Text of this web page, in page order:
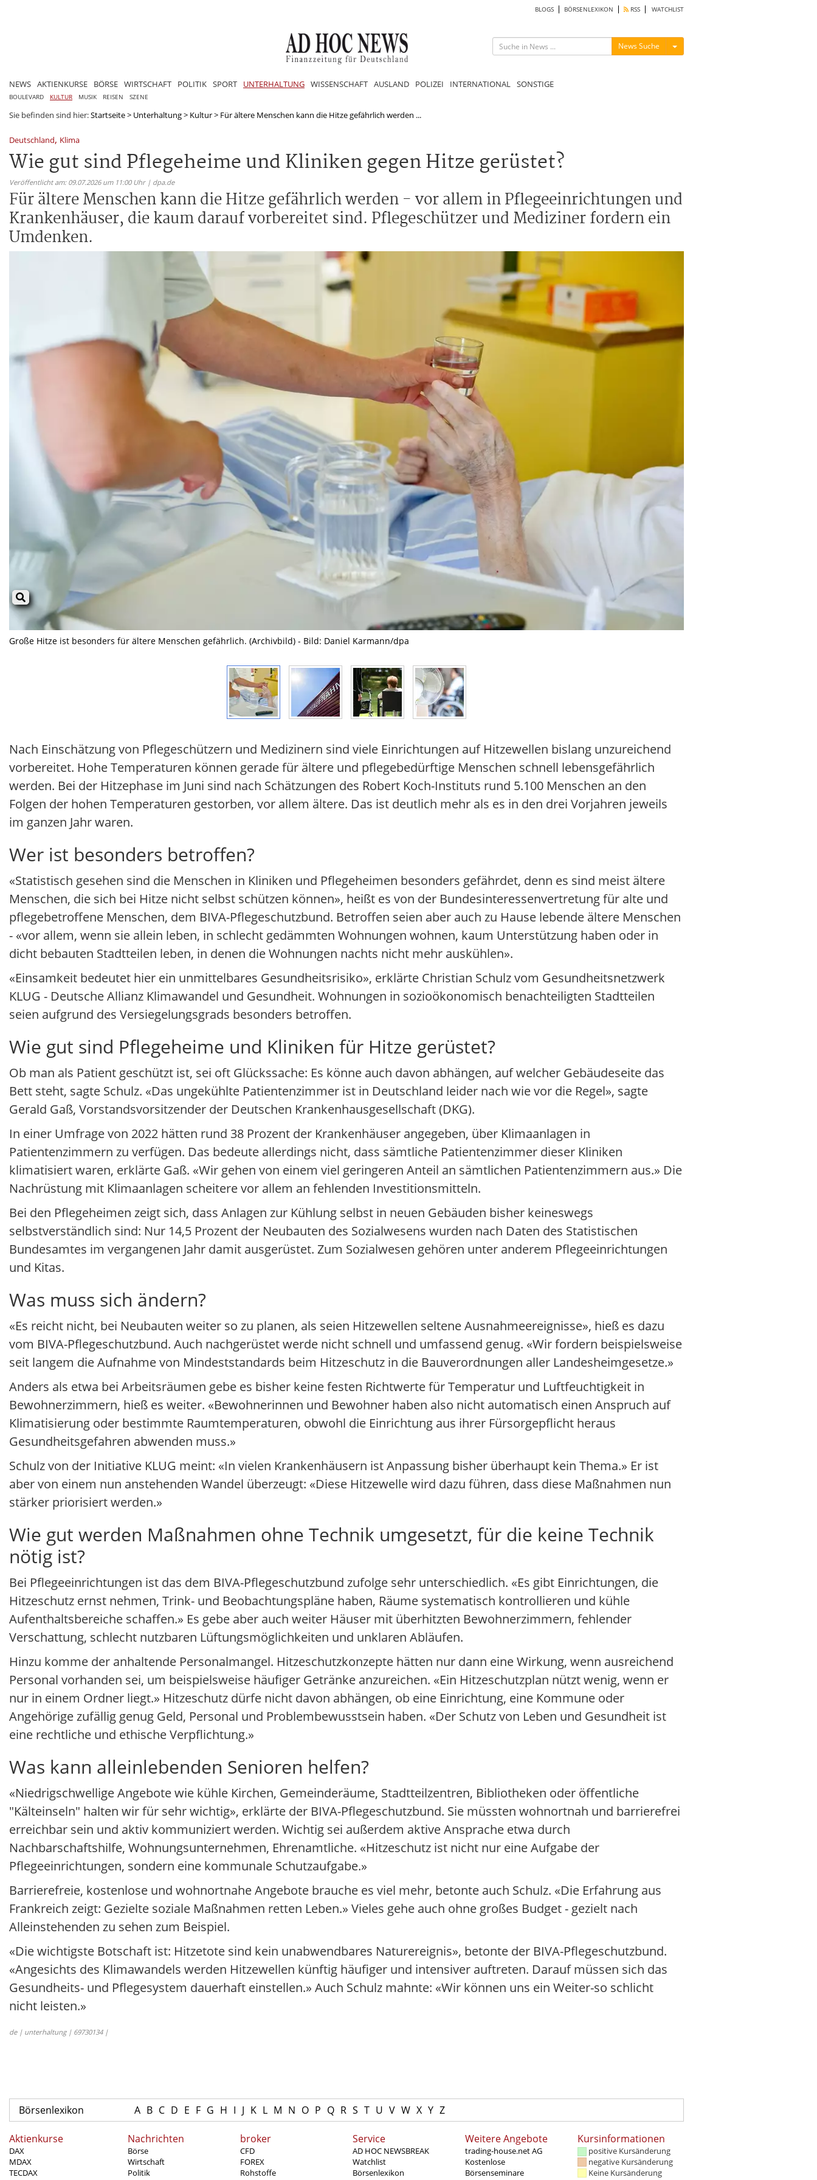
BLOGS BÖRSENLEXIKON RSS WATCHLIST
News Suche Menü ein-/ausblenden
NEWS AKTIENKURSE BÖRSE WIRTSCHAFT POLITIK SPORT UNTERHALTUNG WISSENSCHAFT AUSLAND POLIZEI INTERNATIONAL SONSTIGE
BOULEVARD KULTUR MUSIK REISEN SZENE
Sie befinden sind hier:Startseite> Unterhaltung> Kultur> Für ältere Menschen kann die Hitze gefährlich werden ...
Deutschland, Klima
Wie gut sind Pflegeheime und Kliniken gegen Hitze gerüstet?
Veröffentlicht am: 09.07.2026 um 11:00 Uhr | dpa.de
Für ältere Menschen kann die Hitze gefährlich werden - vor allem in Pflegeeinrichtungen und
Krankenhäuser, die kaum darauf vorbereitet sind. Pflegeschützer und Mediziner fordern ein
Umdenken.
Große Hitze ist besonders für ältere Menschen gefährlich. (Archivbild) - Bild: Daniel Karmann/dpa
Nach Einschätzung von Pflegeschützern und Medizinern sind viele Einrichtungen auf Hitzewellen bislang unzureichend
vorbereitet. Hohe Temperaturen können gerade für ältere und pflegebedürftige Menschen schnell lebensgefährlich
werden. Bei der Hitzephase im Juni sind nach Schätzungen des Robert Koch-Instituts rund 5.100 Menschen an den
Folgen der hohen Temperaturen gestorben, vor allem ältere. Das ist deutlich mehr als es in den drei Vorjahren jeweils
im ganzen Jahr waren.
Wer ist besonders betroffen?
«Statistisch gesehen sind die Menschen in Kliniken und Pflegeheimen besonders gefährdet, denn es sind meist ältere
Menschen, die sich bei Hitze nicht selbst schützen können», heißt es von der Bundesinteressenvertretung für alte und
pflegebetroffene Menschen, dem BIVA-Pflegeschutzbund. Betroffen seien aber auch zu Hause lebende ältere Menschen
- «vor allem, wenn sie allein leben, in schlecht gedämmten Wohnungen wohnen, kaum Unterstützung haben oder in
dicht bebauten Stadtteilen leben, in denen die Wohnungen nachts nicht mehr auskühlen».
«Einsamkeit bedeutet hier ein unmittelbares Gesundheitsrisiko», erklärte Christian Schulz vom Gesundheitsnetzwerk
KLUG - Deutsche Allianz Klimawandel und Gesundheit. Wohnungen in sozioökonomisch benachteiligten Stadtteilen
seien aufgrund des Versiegelungsgrads besonders betroffen.
Wie gut sind Pflegeheime und Kliniken für Hitze gerüstet?
Ob man als Patient geschützt ist, sei oft Glückssache: Es könne auch davon abhängen, auf welcher Gebäudeseite das
Bett steht, sagte Schulz. «Das ungekühlte Patientenzimmer ist in Deutschland leider nach wie vor die Regel», sagte
Gerald Gaß, Vorstandsvorsitzender der Deutschen Krankenhausgesellschaft (DKG).
In einer Umfrage von 2022 hätten rund 38 Prozent der Krankenhäuser angegeben, über Klimaanlagen in
Patientenzimmern zu verfügen. Das bedeute allerdings nicht, dass sämtliche Patientenzimmer dieser Kliniken
klimatisiert waren, erklärte Gaß. «Wir gehen von einem viel geringeren Anteil an sämtlichen Patientenzimmern aus.» Die
Nachrüstung mit Klimaanlagen scheitere vor allem an fehlenden Investitionsmitteln.
Bei den Pflegeheimen zeigt sich, dass Anlagen zur Kühlung selbst in neuen Gebäuden bisher keineswegs
selbstverständlich sind: Nur 14,5 Prozent der Neubauten des Sozialwesens wurden nach Daten des Statistischen
Bundesamtes im vergangenen Jahr damit ausgerüstet. Zum Sozialwesen gehören unter anderem Pflegeeinrichtungen
und Kitas.
Was muss sich ändern?
«Es reicht nicht, bei Neubauten weiter so zu planen, als seien Hitzewellen seltene Ausnahmeereignisse», hieß es dazu
vom BIVA-Pflegeschutzbund. Auch nachgerüstet werde nicht schnell und umfassend genug. «Wir fordern beispielsweise
seit langem die Aufnahme von Mindeststandards beim Hitzeschutz in die Bauverordnungen aller Landesheimgesetze.»
Anders als etwa bei Arbeitsräumen gebe es bisher keine festen Richtwerte für Temperatur und Luftfeuchtigkeit in
Bewohnerzimmern, hieß es weiter. «Bewohnerinnen und Bewohner haben also nicht automatisch einen Anspruch auf
Klimatisierung oder bestimmte Raumtemperaturen, obwohl die Einrichtung aus ihrer Fürsorgepflicht heraus
Gesundheitsgefahren abwenden muss.»
Schulz von der Initiative KLUG meint: «In vielen Krankenhäusern ist Anpassung bisher überhaupt kein Thema.» Er ist
aber von einem nun anstehenden Wandel überzeugt: «Diese Hitzewelle wird dazu führen, dass diese Maßnahmen nun
stärker priorisiert werden.»
Wie gut werden Maßnahmen ohne Technik umgesetzt, für die keine Technik
nötig ist?
Bei Pflegeeinrichtungen ist das dem BIVA-Pflegeschutzbund zufolge sehr unterschiedlich. «Es gibt Einrichtungen, die
Hitzeschutz ernst nehmen, Trink- und Beobachtungspläne haben, Räume systematisch kontrollieren und kühle
Aufenthaltsbereiche schaffen.» Es gebe aber auch weiter Häuser mit überhitzten Bewohnerzimmern, fehlender
Verschattung, schlecht nutzbaren Lüftungsmöglichkeiten und unklaren Abläufen.
Hinzu komme der anhaltende Personalmangel. Hitzeschutzkonzepte hätten nur dann eine Wirkung, wenn ausreichend
Personal vorhanden sei, um beispielsweise häufiger Getränke anzureichen. «Ein Hitzeschutzplan nützt wenig, wenn er
nur in einem Ordner liegt.» Hitzeschutz dürfe nicht davon abhängen, ob eine Einrichtung, eine Kommune oder
Angehörige zufällig genug Geld, Personal und Problembewusstsein haben. «Der Schutz von Leben und Gesundheit ist
eine rechtliche und ethische Verpflichtung.»
Was kann alleinlebenden Senioren helfen?
«Niedrigschwellige Angebote wie kühle Kirchen, Gemeinderäume, Stadtteilzentren, Bibliotheken oder öffentliche
"Kälteinseln" halten wir für sehr wichtig», erklärte der BIVA-Pflegeschutzbund. Sie müssten wohnortnah und barrierefrei
erreichbar sein und aktiv kommuniziert werden. Wichtig sei außerdem aktive Ansprache etwa durch
Nachbarschaftshilfe, Wohnungsunternehmen, Ehrenamtliche. «Hitzeschutz ist nicht nur eine Aufgabe der
Pflegeeinrichtungen, sondern eine kommunale Schutzaufgabe.»
Barrierefreie, kostenlose und wohnortnahe Angebote brauche es viel mehr, betonte auch Schulz. «Die Erfahrung aus
Frankreich zeigt: Gezielte soziale Maßnahmen retten Leben.» Vieles gehe auch ohne großes Budget - gezielt nach
Alleinstehenden zu sehen zum Beispiel.
«Die wichtigste Botschaft ist: Hitzetote sind kein unabwendbares Naturereignis», betonte der BIVA-Pflegeschutzbund.
«Angesichts des Klimawandels werden Hitzewellen künftig häufiger und intensiver auftreten. Darauf müssen sich das
Gesundheits- und Pflegesystem dauerhaft einstellen.» Auch Schulz mahnte: «Wir können uns ein Weiter-so schlicht
nicht leisten.»
de | unterhaltung | 69730134 |
Börsenlexikon A B C D E F G H I J K L M N O P Q R S T U V W X Y Z
Aktienkurse
DAX
MDAX
TECDAX
Nachrichten
Börse
Wirtschaft
Politik
broker
CFD
FOREX
Rohstoffe
Service
AD HOC NEWSBREAK
Watchlist
Börsenlexikon
Weitere Angebote
trading-house.net AG
Kostenlose
Börsenseminare
Kursinformationen
positive Kursänderung
negative Kursänderung
Keine Kursänderung